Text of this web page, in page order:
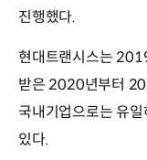
진행했다.
현대트랜시스는
받은 2020년부터
국내기업으로는 유
있다.